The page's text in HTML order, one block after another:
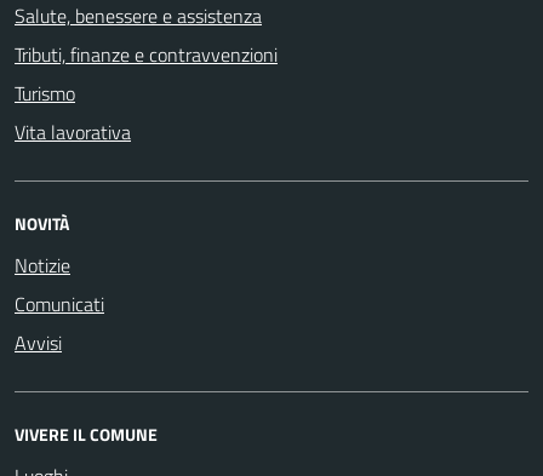
Salute, benessere e assistenza
Tributi, finanze e contravvenzioni
Turismo
Vita lavorativa
NOVITÀ
Notizie
Comunicati
Avvisi
VIVERE IL COMUNE